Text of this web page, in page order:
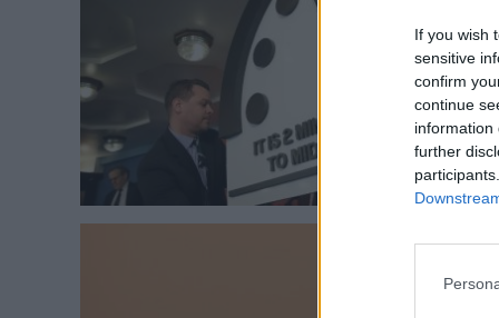
If you wish
sensitive
confirm
continue
information
further